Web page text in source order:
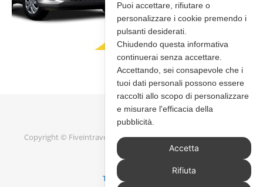
Copyright © Fiveintravel 2020 - 2026 |Bard Tema diWP Royal.
TORNA IN ALTO
Puoi accettare, rifiutare o
personalizzare i cookie premendo i
pulsanti desiderati.
Chiudendo questa informativa
continuerai senza accettare.
Accettando, sei consapevole che i
tuoi dati personali possono essere
raccolti allo scopo di personalizzare
e misurare l'efficacia della
pubblicità.
Accetta
Rifiuta